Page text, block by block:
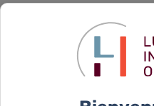
50 ans et plus. Ils citent
cela ne nuirait pas à la
bénéfices pour la santé
suggèrent également que